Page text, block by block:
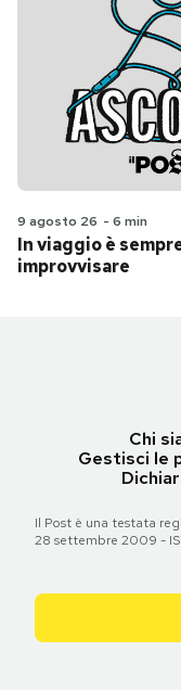
9 agosto 26 - 6 min
In viaggio è
improvvisare
Chi
Gestisci le
Il Post è una testata
28 settembre 2009 -